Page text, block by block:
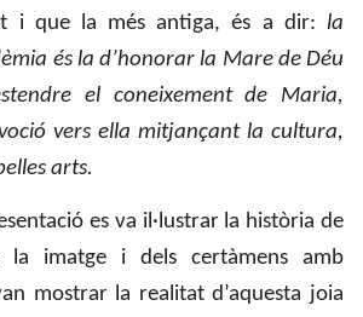
i que la més antiga, és a dir: la
és la d’honorar la Mare de Déu
el coneixement de Maria,
vers ella mitjançant la cultura,
arts.
es va il·lustrar la història de
la imatge i dels certàmens amb
mostrar la realitat d’aquesta joia